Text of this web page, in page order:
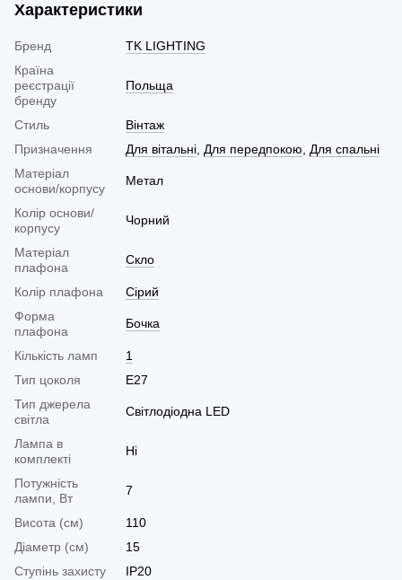
Характеристики
Бренд
TK LIGHTING
Країна
реєстрації
бренду
Польща
Стиль
Вінтаж
Призначення
Для вітальні, Для передпокою, Для спальні
Матеріал
основи/корпусу
Метал
Колір основи/
корпусу
Чорний
Матеріал
плафона
Скло
Колір плафона
Сірий
Форма
плафона
Бочка
Кількість ламп
1
Тип цоколя
E27
Тип джерела
світла
Світлодіодна LED
Лампа в
комплекті
Ні
Потужність
лампи, Вт
7
Висота (см)
110
Діаметр (см)
15
Ступінь захисту
IP20